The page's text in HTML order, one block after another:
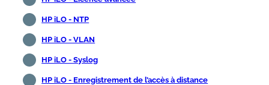
HP iLO - NTP
HP iLO - VLAN
HP iLO - Syslog
HP iLO - Enregistrement de l’accès à distance